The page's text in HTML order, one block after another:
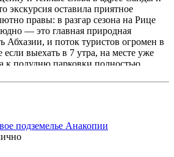
экскурсия оставила приятное
правы: в разгар сезона на Рице
— это главная природная
Абхазии, и поток туристов огромен в
выехать в 7 утра, на месте уже
к полудню парковки полностью
на популярных маршрутах избежать
практически невозможно — это
(июль–сентябрь). Мы всегда
на дорогу дополнительное
на то, что Рица — это не
но очень посещаемое место.
сделать поездку максимально
остановки, сокращаем
подземелье Анакопии